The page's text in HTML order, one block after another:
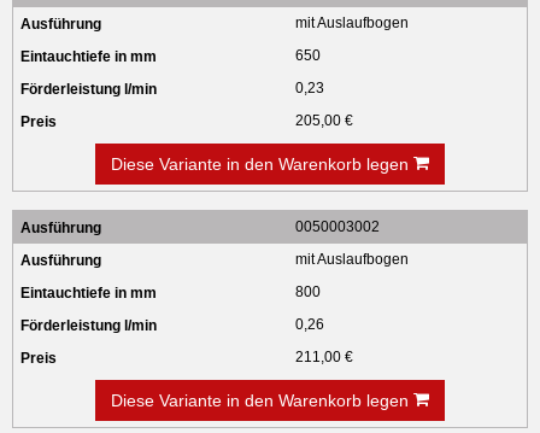
mit Auslaufbogen
650
0,23
205,00 €
Diese Variante in den Warenkorb legen
0050003002
mit Auslaufbogen
800
0,26
211,00 €
Diese Variante in den Warenkorb legen